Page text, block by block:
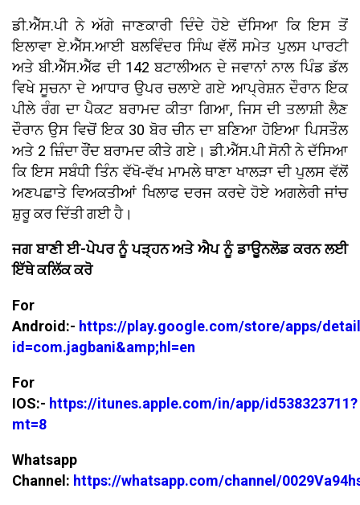
ਡੀ.ਐੱਸ.ਪੀ ਨੇ ਅੱਗੇ ਜਾਣਕਾਰੀ ਦਿੰਦੇ ਹੋਏ ਦੱਸਿਆ ਕਿ ਇਸ ਤੋਂ
ਇਲਾਵਾ ਏ.ਐੱਸ.ਆਈ ਬਲਵਿੰਦਰ ਸਿੰਘ ਵੱਲੋਂ ਸਮੇਤ ਪੁਲਸ ਪਾਰਟੀ
ਅਤੇ ਬੀ.ਐੱਸ.ਐੱਫ ਦੀ 142 ਬਟਾਲੀਅਨ ਦੇ ਜਵਾਨਾਂ ਨਾਲ ਪਿੰਡ ਡੱਲ
ਵਿਖੇ ਸੂਚਨਾ ਦੇ ਆਧਾਰ ਉਪਰ ਚਲਾਏ ਗਏ ਆਪ੍ਰੇਸ਼ਨ ਦੌਰਾਨ ਇਕ
ਪੀਲੇ ਰੰਗ ਦਾ ਪੈਕਟ ਬਰਾਮਦ ਕੀਤਾ ਗਿਆ, ਜਿਸ ਦੀ ਤਲਾਸ਼ੀ ਲੈਣ
ਦੌਰਾਨ ਉਸ ਵਿਚੋਂ ਇਕ 30 ਬੋਰ ਚੀਨ ਦਾ ਬਣਿਆ ਹੋਇਆ ਪਿਸਤੌਲ
ਅਤੇ 2 ਜ਼ਿੰਦਾ ਰੌਂਦ ਬਰਾਮਦ ਕੀਤੇ ਗਏ। ਡੀ.ਐੱਸ.ਪੀ ਸੋਨੀ ਨੇ ਦੱਸਿਆ
ਕਿ ਇਸ ਸਬੰਧੀ ਤਿੰਨ ਵੱਖੋ-ਵੱਖ ਮਾਮਲੇ ਥਾਣਾ ਖਾਲੜਾ ਦੀ ਪੁਲਸ ਵੱਲੋਂ
ਅਣਪਛਾਤੇ ਵਿਅਕਤੀਆਂ ਖਿਲਾਫ ਦਰਜ ਕਰਦੇ ਹੋਏ ਅਗਲੇਰੀ ਜਾਂਚ
ਸ਼ੁਰੂ ਕਰ ਦਿੱਤੀ ਗਈ ਹੈ।
ਜਗ ਬਾਣੀ ਈ-ਪੇਪਰ ਨੂੰ ਪੜ੍ਹਨ ਅਤੇ ਐਪ ਨੂੰ ਡਾਊਨਲੋਡ ਕਰਨ ਲਈ
ਇੱਥੇ ਕਲਿੱਕ ਕਰੋ
For
Android:- https://play.google.com/store/apps/
id=com.jagbani&amp;hl=en
For
IOS:- https://itunes.apple.com/in/app/id538323711?
mt=8
Whatsapp
Channel: https://whatsapp.com/channel/